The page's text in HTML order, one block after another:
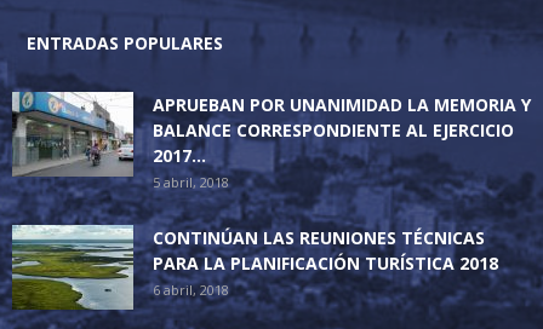
ENTRADAS POPULARES
APRUEBAN POR UNANIMIDAD LA MEMORIA Y
BALANCE CORRESPONDIENTE AL EJERCICIO
2017...
5 abril, 2018
CONTINÚAN LAS REUNIONES TÉCNICAS
PARA LA PLANIFICACIÓN TURÍSTICA 2018
6 abril, 2018